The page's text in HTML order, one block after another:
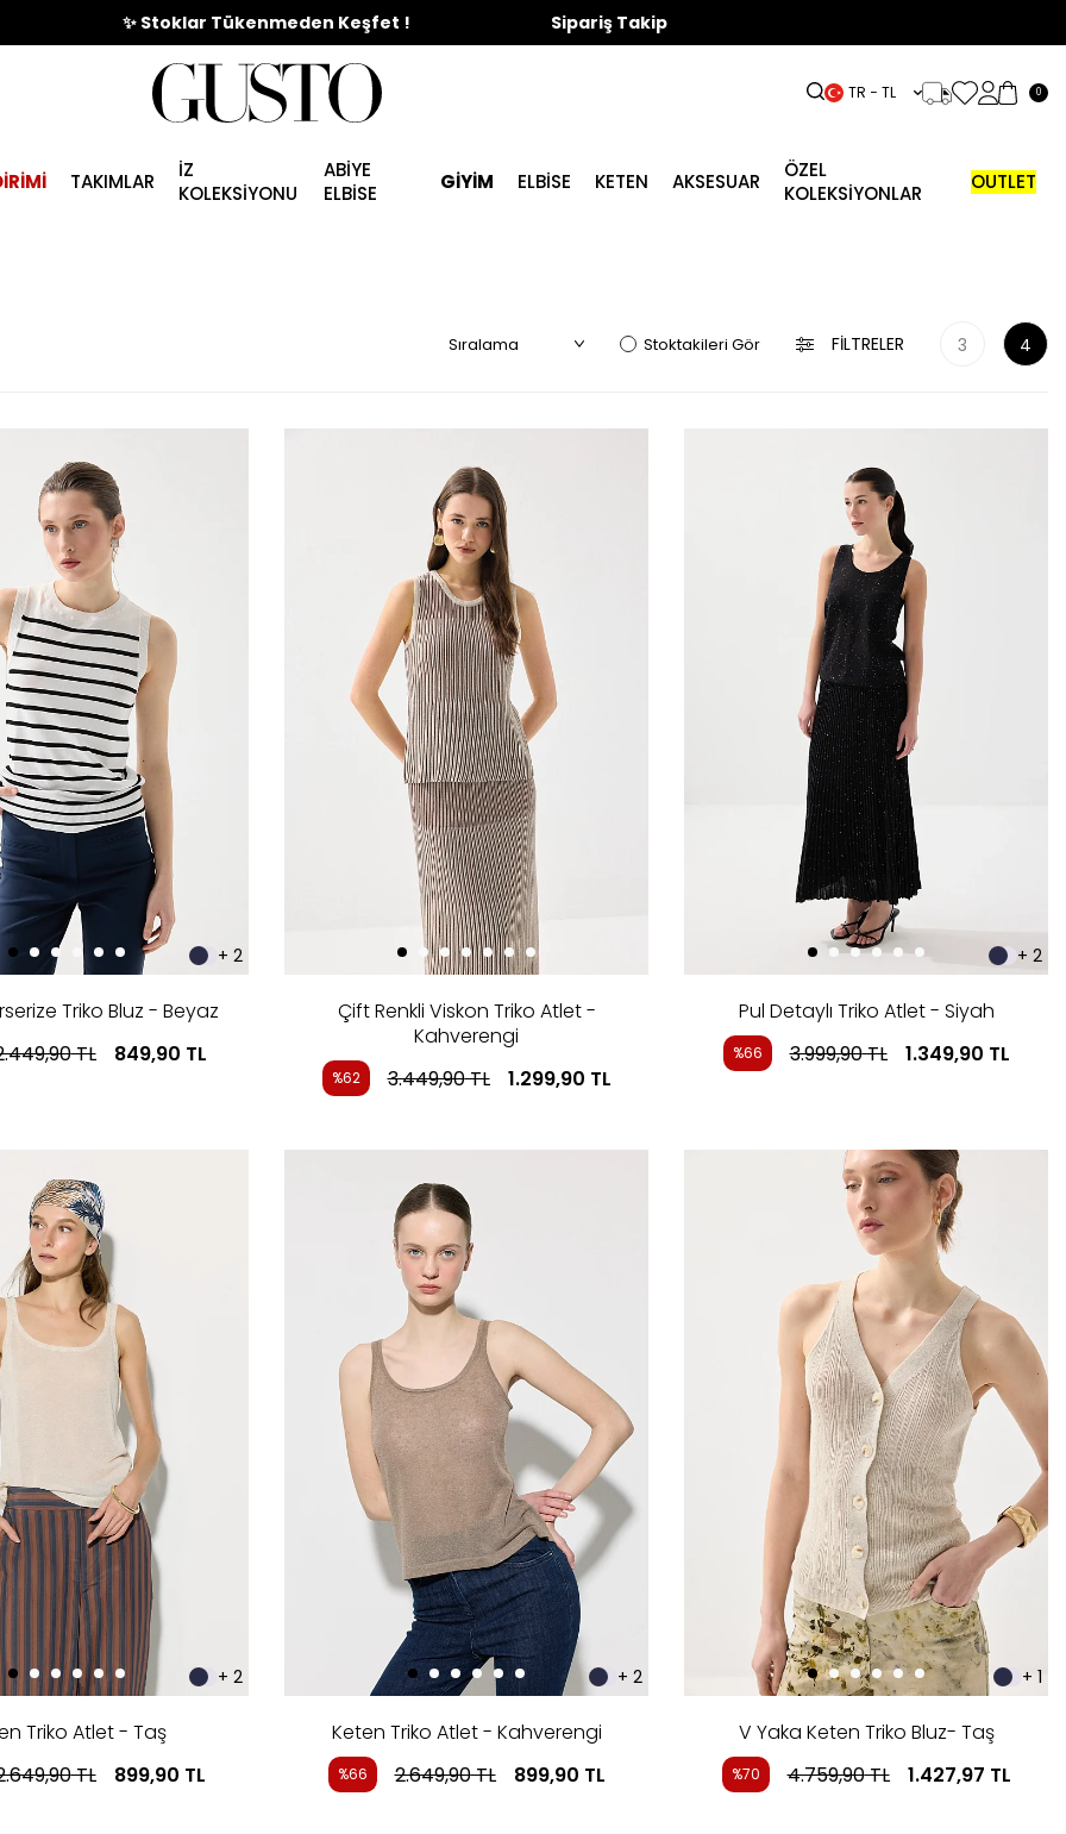
🎉%70'e Varan Büyük Yaz İndirim Başladı ! Sipariş Takip
TR − TL 0
TAKIMLAR
İZ
KOLEKSİYONU
ABİYE
ELBİSE
GİYİM ELBISE KETEN AKSESUAR
ÖZEL
KOLEKSİYONLAR
OUTLET
Stoktakileri Gör FILTRELER 3 4
+ 2
Triko Bluz - Beyaz
TL 849,90 TL
Çift Renkli Viskon Triko Atlet -
Kahverengi
%62 3.449,90TL 1.299,90 TL
+ 2
Pul Detaylı Triko Atlet - Siyah
%66 3.999,90TL 1.349,90 TL
+ 2
Triko Atlet - Taş
TL 899,90 TL
+ 2
Keten Triko Atlet - Kahverengi
%66 2.649,90TL 899,90 TL
+ 1
V Yaka Keten Triko Bluz- Taş
%70 4.759,90TL 1.427,97 TL